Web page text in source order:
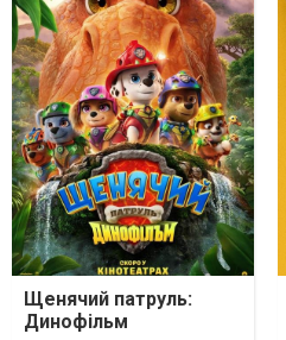
Щенячий патруль:
Динофільм